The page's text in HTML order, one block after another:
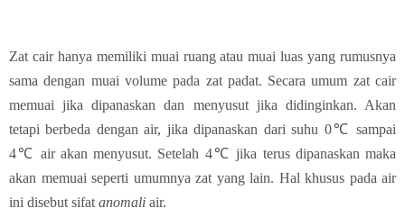
Zat cair hanya memiliki muai ruang atau muai luas yang rumusnya
sama dengan muai volume pada zat padat. Secara umum zat cair
memuai jika dipanaskan dan menyusut jika didinginkan. Akan
tetapi berbeda dengan air, jika dipanaskan dari suhu 0℃ sampai
4℃ air akan menyusut. Setelah 4℃ jika terus dipanaskan maka
akan memuai seperti umumnya zat yang lain. Hal khusus pada air
ini disebut sifat anomali air.